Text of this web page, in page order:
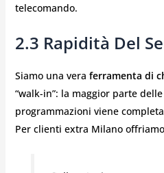
telecomando.
2.3 Rapidità Del
Siamo una vera ferramenta di
“walk-in”: la maggior parte
programmazioni viene
Per clienti extra Milano